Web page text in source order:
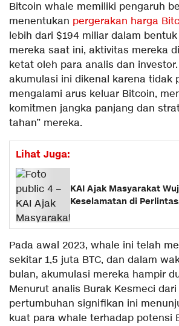
Bitcoin whale memiliki pengaruh
menentukan pergerakan harga
lebih dari $194 miliar dalam
mereka saat ini, aktivitas mereka
ketat oleh para analis dan
akumulasi ini dikenal karena tidak
mengalami arus keluar Bitcoin,
komitmen jangka panjang dan
tahan” mereka.
Lihat Juga:
KAI Ajak Masyarakat
Keselamatan di
Pada awal 2023, whale ini telah
sekitar 1,5 juta BTC, dan dalam
bulan, akumulasi mereka hampir
Menurut analis Burak Kesmeci dari
pertumbuhan signifikan ini
kuat para whale terhadap potensi